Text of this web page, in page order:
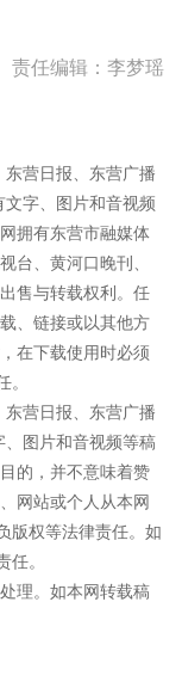
责任编辑：李梦瑶
营日报、东营广播
文字、图片和音视频
拥有东营市融媒体
台、黄河口晚刊、
售与转载权利。任
、链接或以其他方
在下载使用时必须
。
营日报、东营广播
、图片和音视频等稿
的，并不意味着赞
网站或个人从本网
版权等法律责任。如
任。
理。如本网转载稿